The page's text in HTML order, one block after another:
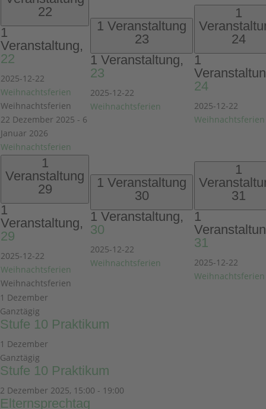
22
1
Veranstaltung,
22
2025-12-22
Weihnachtsferien
Weihnachtsferien
22 Dezember 2025 - 6
Januar 2026
Weihnachtsferien
1 Veranstaltung
23
1 Veranstaltung,
23
2025-12-22
Weihnachtsferien
1
24
1
24
2025-12-22
Weihnachtsferien
1
Veranstaltung
29
1
Veranstaltung,
29
2025-12-22
Weihnachtsferien
Weihnachtsferien
1 Veranstaltung
30
1 Veranstaltung,
30
2025-12-22
Weihnachtsferien
1
31
1
31
2025-12-22
Weihnachtsferien
1 Dezember
Ganztägig
Stufe 10 Praktikum
1 Dezember
Ganztägig
Stufe 10 Praktikum
2 Dezember 2025, 15:00 - 19:00
Elternsprechtag